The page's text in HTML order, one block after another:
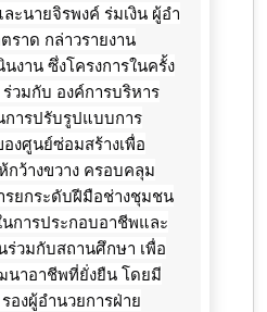
ะนายจิ​รพ​งค์​ ร​่​มเงิน​ ผู้​อำ​
ราด กล่าวรายงาน
งาน ซึ่งโครงการในครั้ง
วมกับ องค์การบริหาร
การปรับรูปแบบการ
งศูนย์ซ่อมสร้างเพื่อ
กว้างขวาง ครอบคลุม
ยกระดับฝีมือช่างชุมชน
นการประกอบอาชีพและ
ร่วมกับสถานศึกษา เพื่อ
นาอาชีพที่ยั่งยืน โดยมี
อง​ผู้​อำนวยการ​ฝ่าย​